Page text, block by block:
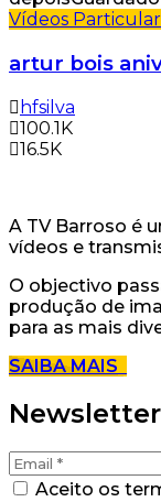
Vídeos
artur bois
hfsilva
100.1K
16.5K
A TV Barroso é
vídeos e
O objectivo
produção de
para as mais
SAIBA MAIS
Newsletter
Aceito os